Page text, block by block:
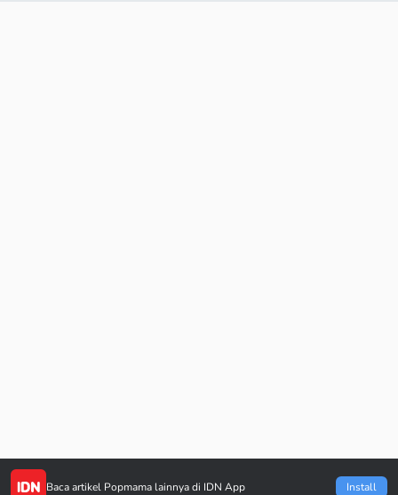
Baca artikel Popmama lainnya di IDN App Install